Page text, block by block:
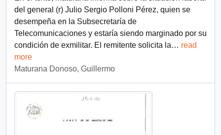
del general (r) Julio Sergio Polloni Pérez, quien se
desempeña en la Subsecretaría de
Telecomunicaciones y estaría siendo marginado por su
condición de exmilitar. El remitente solicita la… read
more
Maturana Donoso, Guillermo